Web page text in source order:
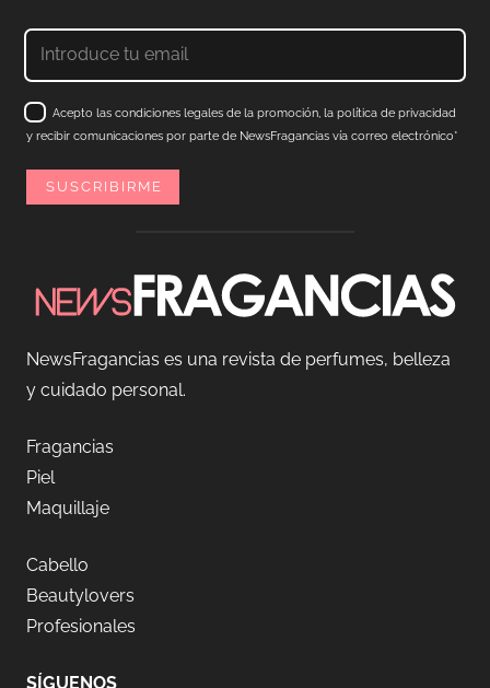
Acepto las condiciones legales de la promoción, la política de privacidad
y recibir comunicaciones por parte de NewsFragancias vía correo electrónico*
NewsFragancias es una revista de perfumes, belleza
y cuidado personal.
Fragancias
Piel
Maquillaje
Cabello
Beautylovers
Profesionales
SÍGUENOS